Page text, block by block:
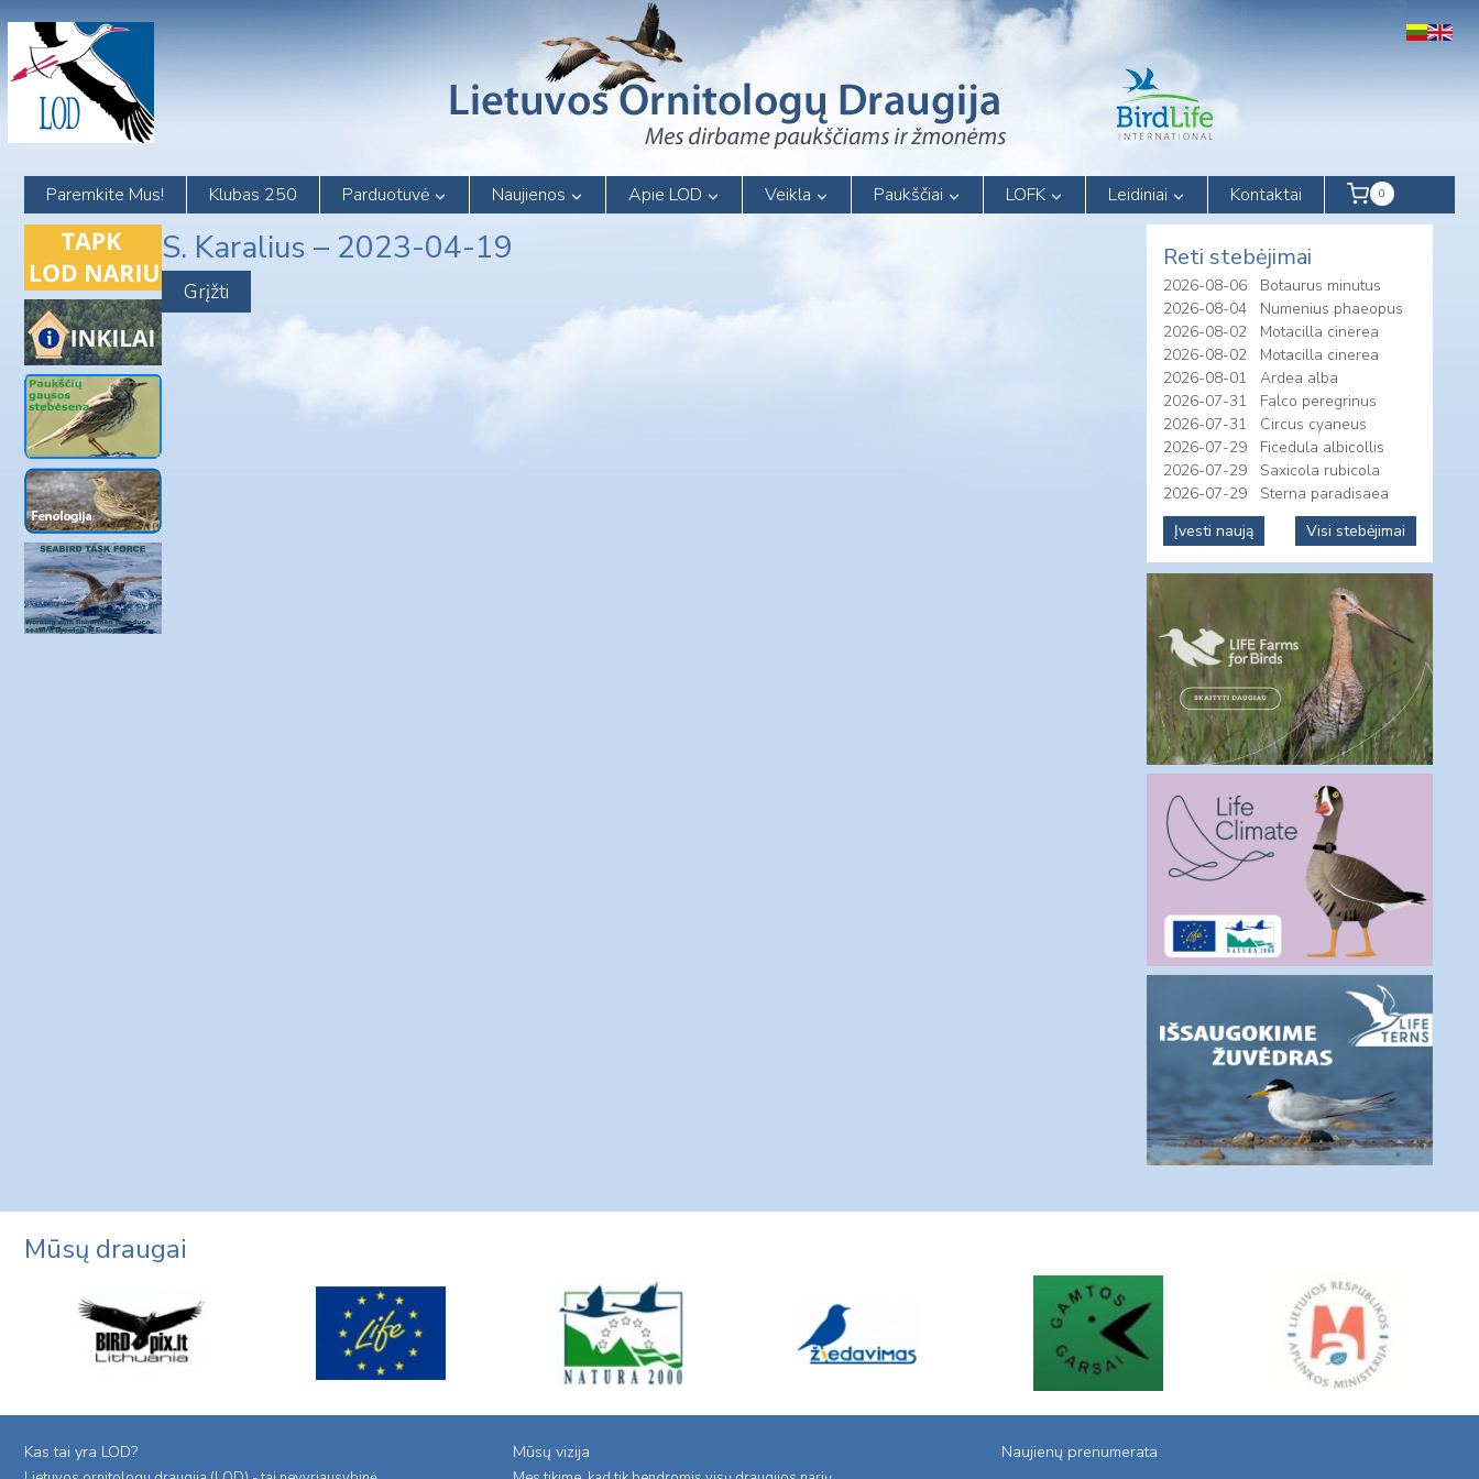
content
Paremkite Mus! Klubas 250 Parduotuvė Naujienos Apie LOD Veikla Paukščiai LOFK Leidiniai Kontaktai 0
S. Karalius – 2023-04-19 Reti stebėjimai
2026-08-06
Botaurus minutus
2026-08-04
Numenius phaeopus
2026-08-02
Motacilla cinerea
2026-08-02
Motacilla cinerea
2026-08-01
Ardea alba
2026-07-31
Falco peregrinus
2026-07-31
Circus cyaneus
2026-07-29
Ficedula albicollis
2026-07-29
Saxicola rubicola
2026-07-29
Sterna paradisaea
Įvesti naują
Visi stebėjimai
Mūsų draugai
Kas tai yra LOD? Mūsų vizija Naujienų prenumerata